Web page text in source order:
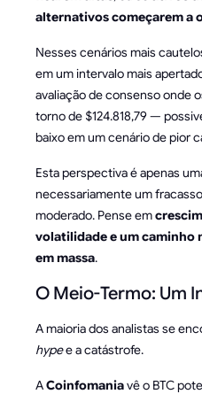
alternativos começarem a
Nesses cenários mais
em um intervalo mais
avaliação de consenso onde
torno de $124.818,79 —
baixo em um cenário de pior
Esta perspectiva é apenas
necessariamente um
moderado. Pense em
volatilidade e um caminho
em massa.
O Meio-Termo: Um
A maioria dos analistas se
hypee a catástrofe.
ACoinfomaniavê o BTC